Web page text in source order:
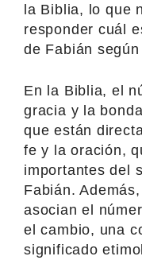
la Biblia, lo que
responder cuál
de Fabián
En la Biblia, el
gracia y la
que están
fe y la oración,
importantes del
Fabián.
asocian el
el cambio, una
significado